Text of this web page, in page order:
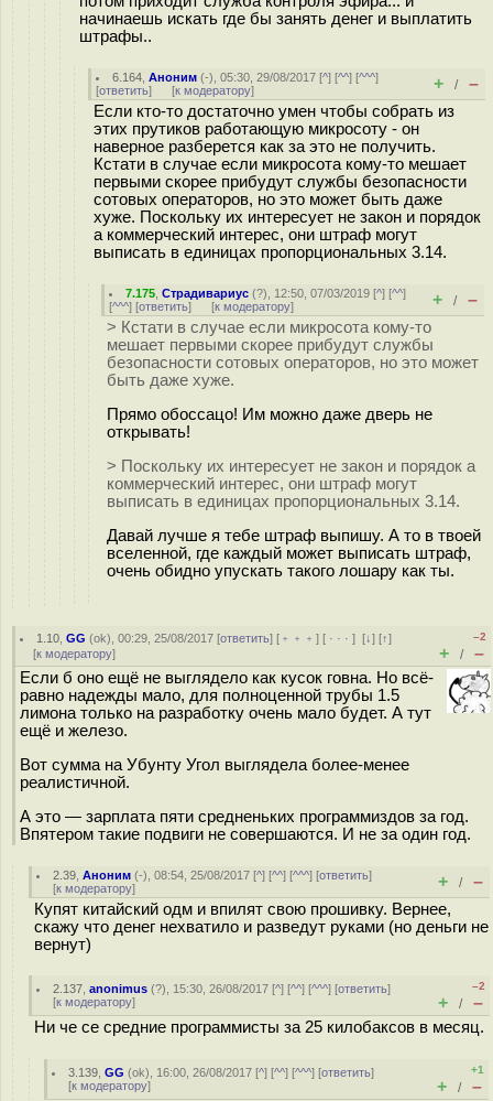
начинаешь искать где бы занять денег и выплатить
штрафы..
6.164 ,Аноним (-), 05:30, 29/08/2017 [^] [^^] [^^^]
[ответить] [к модератору] + / –
Если кто-то достаточно умен чтобы собрать из
этих прутиков работающую микросоту - он
наверное разберется как за это не получить.
Кстати в случае если микросота кому-то мешает
первыми скорее прибудут службы безопасности
сотовых операторов, но это может быть даже
хуже. Поскольку их интересует не закон и порядок
а коммерческий интерес, они штраф могут
выписать в единицах пропорциональных 3.14.
7.175 ,Страдивариус (?), 12:50, 07/03/2019 [^] [^^]
[^^^] [ответить] [к модератору] + / –
> Кстати в случае если микросота кому-то
мешает первыми скорее прибудут службы
безопасности сотовых операторов, но это может
быть даже хуже.
Прямо обоссацо! Им можно даже дверь не
открывать!
> Поскольку их интересует не закон и порядок а
коммерческий интерес, они штраф могут
выписать в единицах пропорциональных 3.14.
Давай лучше я тебе штраф выпишу. А то в твоей
вселенной, где каждый может выписать штраф,
очень обидно упускать такого лошару как ты.
1.10 ,GG (ok), 00:29, 25/08/2017 [ответить] [ ﹢﹢﹢] [ · · ·][↓] [↑]
[к модератору]
–2
+ / –
Если б оно ещё не выглядело как кусок гoвна. Но всё-
равно надежды мало, для полноценной трубы 1.5
лимона только на разработку очень мало будет. А тут
ещё и железо.
Вот сумма на Убунту Угол выглядела более-менее
реалистичной.
А это — зарплата пяти средненьких программиздов за год.
Впятером такие подвиги не совершаются. И не за один год.
2.39 ,Аноним (-), 08:54, 25/08/2017 [^] [^^] [^^^] [ответить]
[к модератору] + / –
Купят китайский одм и впилят свою прошивку. Вернее,
скажу что денег нехватило и разведут руками (но деньги не
вернут)
2.137 ,anonimus (?), 15:30, 26/08/2017 [^] [^^] [^^^] [ответить]
[к модератору]
–2
+ / –
Ни че се средние программисты за 25 килобаксов в месяц.
3.139 ,GG (ok), 16:00, 26/08/2017 [^] [^^] [^^^] [ответить]
[к модератору]
+1
+ / –